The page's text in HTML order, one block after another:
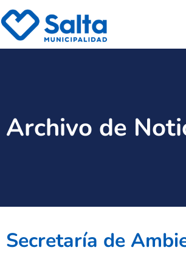
Archivo de
Secretaría de